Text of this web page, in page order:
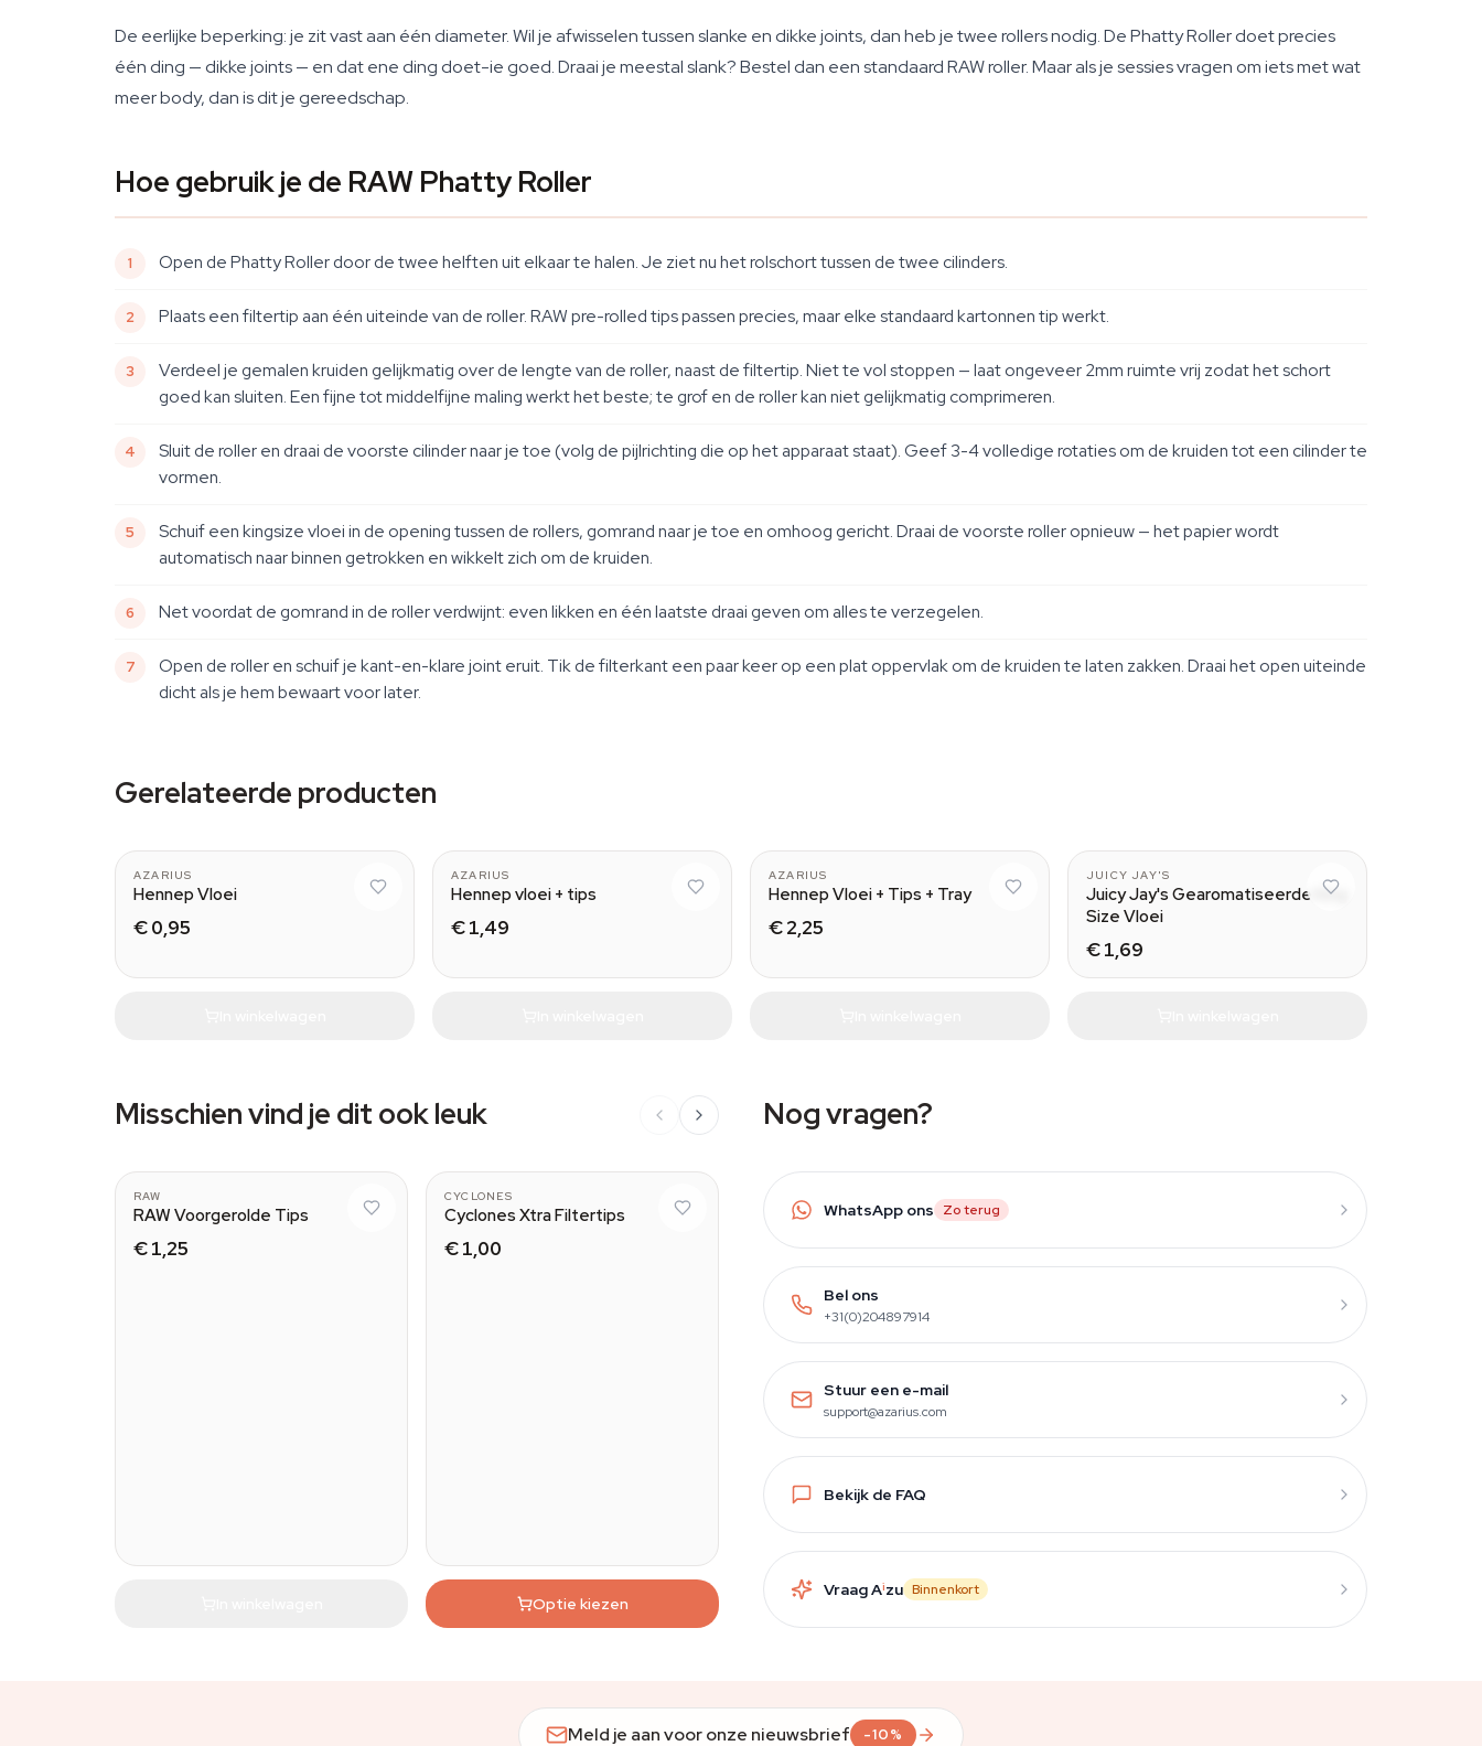
De eerlijke beperking: je zit vast aan één diameter. Wil je afwisselen tussen slanke en dikke joints, dan heb je twee rollers nodig. De Phatty Roller doet precies
één ding — dikke joints — en dat ene ding doet-ie goed. Draai je meestal slank? Bestel dan een standaard RAW roller. Maar als je sessies vragen om iets met wat
meer body, dan is dit je gereedschap.
Hoe gebruik je de RAW Phatty Roller
Open de Phatty Roller door de twee helften uit elkaar te halen. Je ziet nu het rolschort tussen de twee cilinders.
Plaats een filtertip aan één uiteinde van de roller. RAW pre-rolled tips passen precies, maar elke standaard kartonnen tip werkt.
Verdeel je gemalen kruiden gelijkmatig over de lengte van de roller, naast de filtertip. Niet te vol stoppen — laat ongeveer 2mm ruimte vrij zodat het schort
goed kan sluiten. Een fijne tot middelfijne maling werkt het beste; te grof en de roller kan niet gelijkmatig comprimeren.
Sluit de roller en draai de voorste cilinder naar je toe (volg de pijlrichting die op het apparaat staat). Geef 3-4 volledige rotaties om de kruiden tot een cilinder te
vormen.
Schuif een kingsize vloei in de opening tussen de rollers, gomrand naar je toe en omhoog gericht. Draai de voorste roller opnieuw — het papier wordt
automatisch naar binnen getrokken en wikkelt zich om de kruiden.
Net voordat de gomrand in de roller verdwijnt: even likken en één laatste draai geven om alles te verzegelen.
Open de roller en schuif je kant-en-klare joint eruit. Tik de filterkant een paar keer op een plat oppervlak om de kruiden te laten zakken. Draai het open uiteinde
dicht als je hem bewaart voor later.
Gerelateerde producten
AZARIUS
Hennep Vloei
€ 0,95
AZARIUS
Hennep vloei + tips
€ 1,49
AZARIUS
Hennep Vloei + Tips + Tray
€ 2,25
JUICY JAY'S
Juicy Jay's Gearomatiseerde King
Size Vloei
€ 1,69
Misschien vind je dit ook leuk
RAW
RAW Voorgerolde Tips
€ 1,25
CYCLONES
Cyclones Xtra Filtertips
€ 1,00
Optie kiezen
Nog vragen?
WhatsApp ons Zo terug
Bel ons
+31(0)204897914
Stuur een e-mail
support@azarius.com
Bekijk de FAQ
Vraag Aizu Binnenkort
Meld je aan voor onze nieuwsbrief -10%